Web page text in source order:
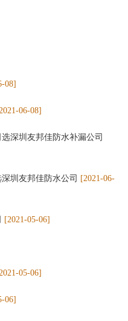
08]
06-08]
深圳友邦佳防水补漏公司
圳友邦佳防水公司
[2021-06-
[2021-05-06]
05-06]
06]